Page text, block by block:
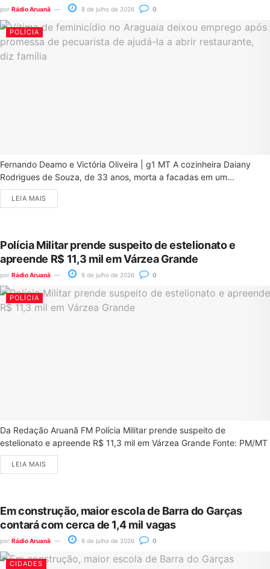
por Rádio Aruanã 8 de julho de 2026 0
POLÍCIA
Fernando Deamo e Victória Oliveira | g1 MT A cozinheira Daiany
Rodrigues de Souza, de 33 anos, morta a facadas em um...
LEIA MAIS
Polícia Militar prende suspeito de estelionato e
apreende R$ 11,3 mil em Várzea Grande
por Rádio Aruanã 8 de julho de 2026 0
POLÍCIA
Da Redação Aruanã FM Polícia Militar prende suspeito de
estelionato e apreende R$ 11,3 mil em Várzea Grande Fonte: PM/MT
LEIA MAIS
Em construção, maior escola de Barra do Garças
contará com cerca de 1,4 mil vagas
por Rádio Aruanã 8 de julho de 2026 0
CIDADES